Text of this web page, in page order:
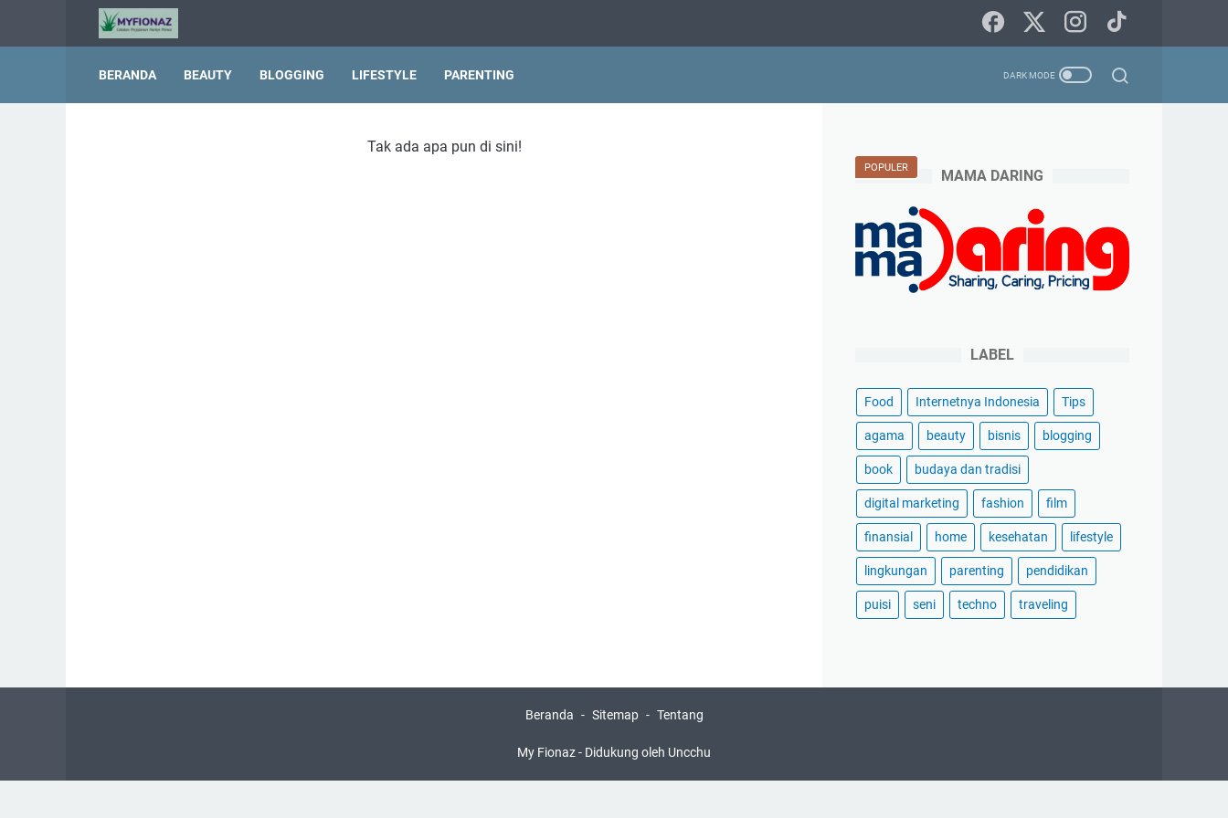
BERANDA BEAUTY BLOGGING LIFESTYLE PARENTING
Tak ada apa pun di sini!
POPULER MAMA DARING
LABEL
Food Internetnya Indonesia Tips
agama beauty bisnis blogging
book budaya dan tradisi
digital marketing fashion film
finansial home kesehatan lifestyle
lingkungan parenting pendidikan
puisi seni techno traveling
Beranda Sitemap Tentang
My Fionaz - Didukung oleh Uncchu